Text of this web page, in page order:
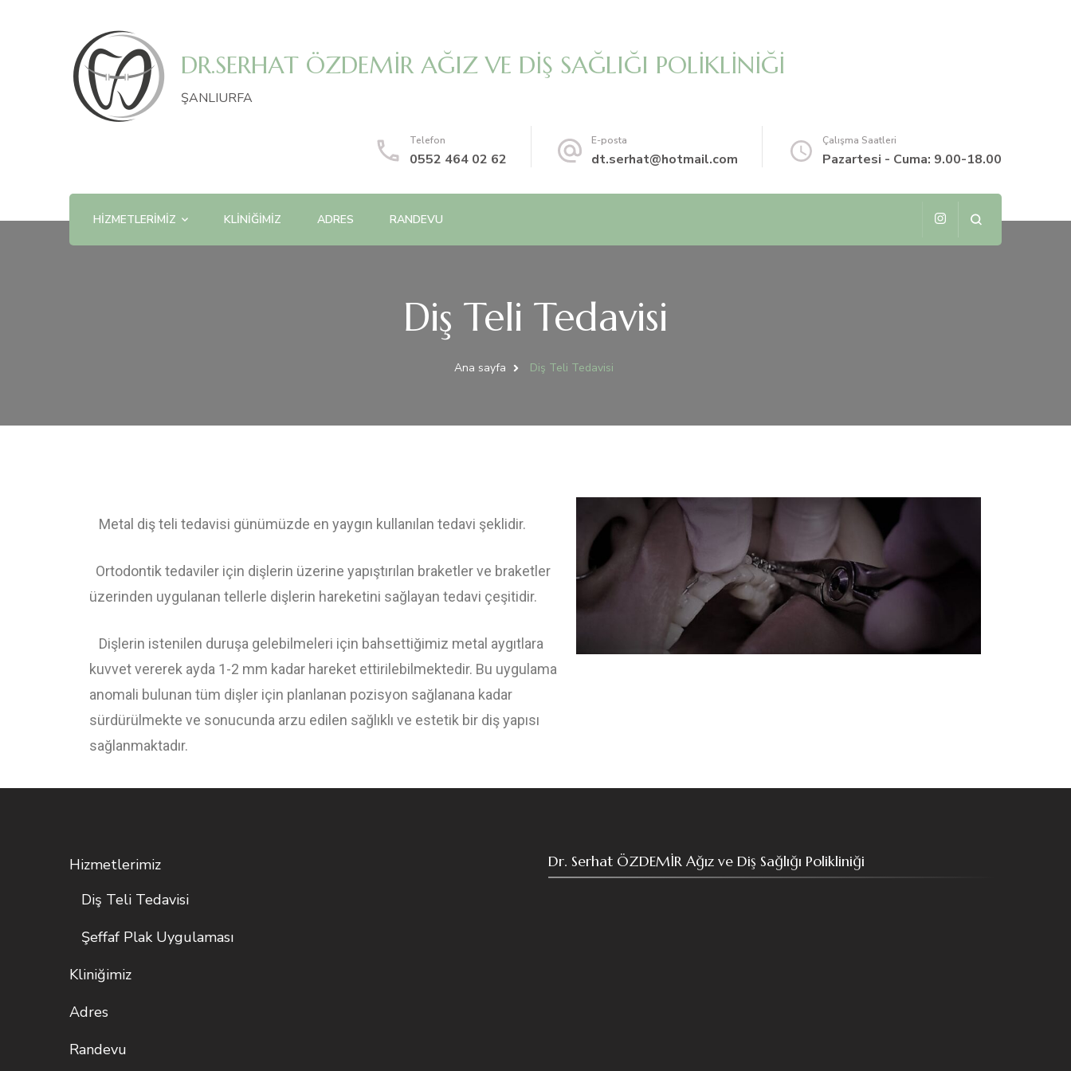
DR.SERHAT ÖZDEMİR AĞIZ VE DİŞ SAĞLIĞI POLİKLİNİĞİ
ŞANLIURFA
Telefon
0552 464 02 62
E-posta
dt.serhat@hotmail.com
Çalışma Saatleri
Pazartesi - Cuma: 9.00-18.00
HIZMETLERIMIZ KLINIĞIMIZ ADRES RANDEVU
Diş Teli Tedavisi
Ana sayfa Diş Teli Tedavisi
Metal diş teli tedavisi günümüzde en yaygın kullanılan tedavi şeklidir.
Ortodontik tedaviler için dişlerin üzerine yapıştırılan braketler ve braketler
üzerinden uygulanan tellerle dişlerin hareketini sağlayan tedavi çeşitidir.
Dişlerin istenilen duruşa gelebilmeleri için bahsettiğimiz metal aygıtlara
kuvvet vererek ayda 1-2 mm kadar hareket ettirilebilmektedir. Bu uygulama
anomali bulunan tüm dişler için planlanan pozisyon sağlanana kadar
sürdürülmekte ve sonucunda arzu edilen sağlıklı ve estetik bir diş yapısı
sağlanmaktadır.
Hizmetlerimiz
Diş Teli Tedavisi
Şeffaf Plak Uygulaması
Kliniğimiz
Adres
Randevu
Dr. Serhat ÖZDEMİR Ağız ve Diş Sağlığı Polikliniği